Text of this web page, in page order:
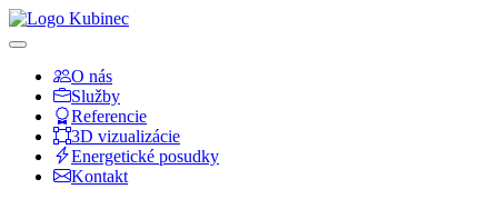
O nás
Služby
Referencie
3D vizualizácie
Energetické posudky
Kontakt